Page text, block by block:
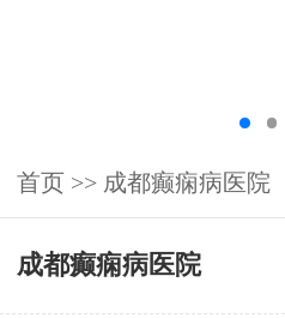
首页 >> 成都癫痫病医院
成都癫痫病医院